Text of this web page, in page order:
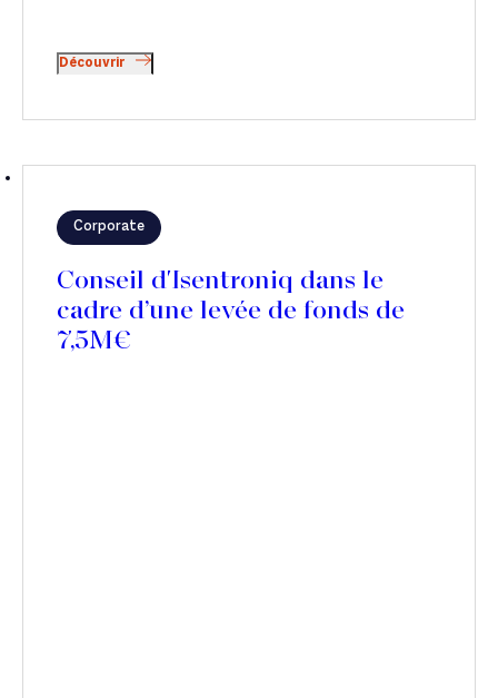
Découvrir
Corporate
Conseil d'Isentroniq dans le
cadre d’une levée de fonds de
7,5M€